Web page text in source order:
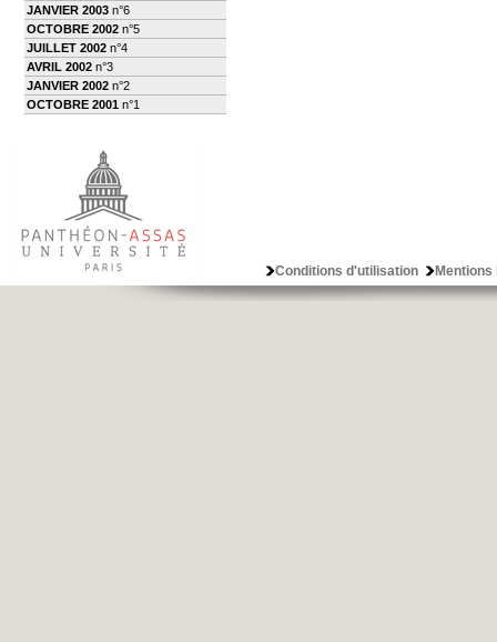
JANVIER 2003 n°6
OCTOBRE 2002 n°5
JUILLET 2002 n°4
AVRIL 2002 n°3
JANVIER 2002 n°2
OCTOBRE 2001 n°1
Conditions d'utilisation Mentions